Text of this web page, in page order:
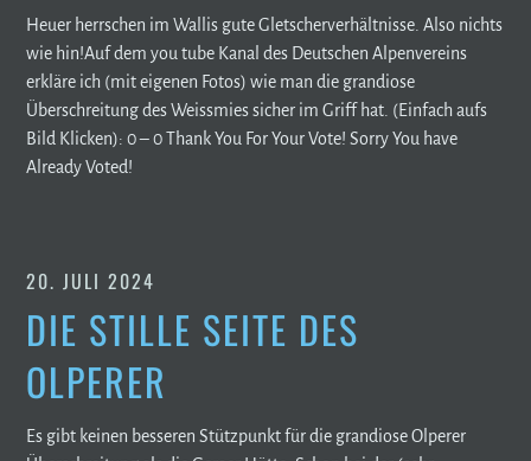
Heuer herrschen im Wallis gute Gletscherverhältnisse. Also nichts
wie hin!Auf dem you tube Kanal des Deutschen Alpenvereins
erkläre ich (mit eigenen Fotos) wie man die grandiose
Überschreitung des Weissmies sicher im Griff hat. (Einfach aufs
Bild Klicken): 0 – 0 Thank You For Your Vote! Sorry You have
Already Voted!
20. JULI 2024
DIE STILLE SEITE DES
OLPERER
Es gibt keinen besseren Stützpunkt für die grandiose Olperer